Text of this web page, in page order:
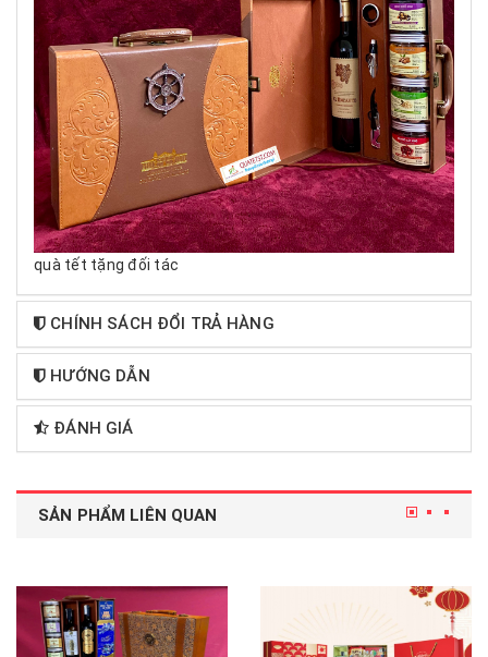
quà tết tặng đối tác
CHÍNH SÁCH ĐỔI TRẢ HÀNG
HƯỚNG DẪN
ĐÁNH GIÁ
SẢN PHẨM LIÊN QUAN